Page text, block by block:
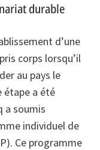
durable
d’une
corps lorsqu’il
au pays le
étape a été
a soumis
individuel de
Ce programme